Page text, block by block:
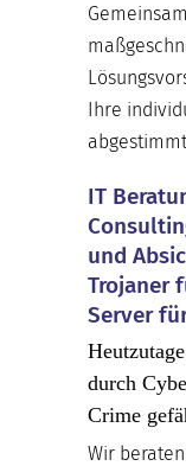
Ihre
IT
und
Trojaner
Server
durch
Crime
Wir